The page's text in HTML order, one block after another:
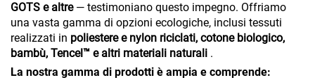
GOTS e altre — testimoniano questo impegno. Offriamo
una vasta gamma di opzioni ecologiche, inclusi tessuti
realizzati in poliestere e nylon riciclati, cotone biologico,
bambù, Tencel™ e altri materiali naturali .
La nostra gamma di prodotti è ampia e comprende: